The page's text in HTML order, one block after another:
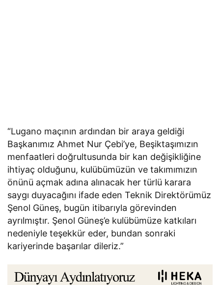
“Lugano maçının ardından bir araya geldiği
Başkanımız Ahmet Nur Çebi’ye, Beşiktaşımızın
menfaatleri doğrultusunda bir kan değişikliğine
ihtiyaç olduğunu, kulübümüzün ve takımımızın
önünü açmak adına alınacak her türlü karara
saygı duyacağını ifade eden Teknik Direktörümüz
Şenol Güneş, bugün itibarıyla görevinden
ayrılmıştır. Şenol Güneş’e kulübümüze katkıları
nedeniyle teşekkür eder, bundan sonraki
kariyerinde başarılar dileriz.”